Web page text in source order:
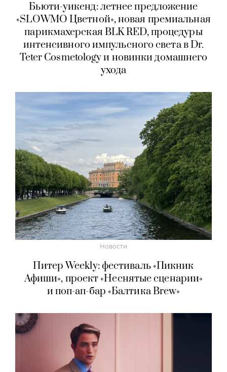
Бьюти-уикенд: летнее предложение
«SLOWMO Цветной», новая премиальная
парикмахерская BLK RED, процедуры
интенсивного импульсного света в Dr.
Teter Cosmetology и новинки домашнего
ухода
Новости
Питер Weekly: фестиваль «Пикник
Афиши», проект «Неснятые сценарии»
и поп-ап-бар «Балтика Brew»